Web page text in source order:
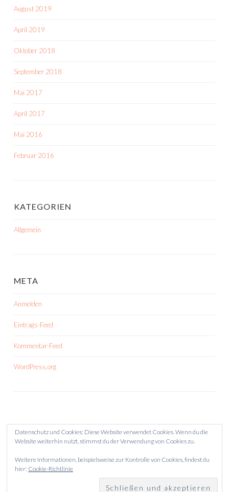
August 2019
April 2019
Oktober 2018
September 2018
Mai 2017
April 2017
Mai 2016
Februar 2016
KATEGORIEN
Allgemein
META
Anmelden
Eintrags-Feed
Kommentar-Feed
WordPress.org
STOLZ PRÄSENTIERT VON WORDPRESS
THEME: SKETCH VON WORDPRESS.COM.
Datenschutz und Cookies: Diese Website verwendet Cookies. Wenn du die
Website weiterhin nutzt, stimmst du der Verwendung von Cookies zu.
Weitere Informationen, beispielsweise zur Kontrolle von Cookies, findest du
hier: Cookie-Richtlinie